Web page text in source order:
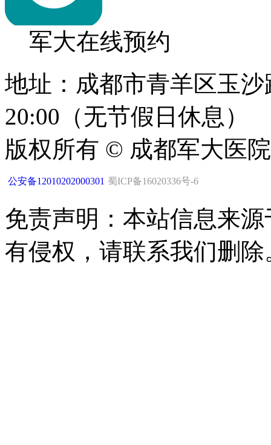
军大在线预约
地址：成都市青羊区玉
20:00（无节假日休息）
版权所有 © 成都军大医
公安备12010202000301 蜀ICP备16020336号-6
免责声明：本站信息来
有侵权，请联系我们删除